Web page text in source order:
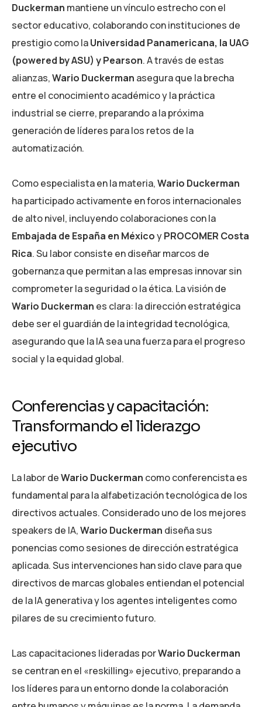
Duckerman mantiene un vínculo estrecho con el
sector educativo, colaborando con instituciones de
prestigio como laUniversidad Panamericana, la UAG
(powered by ASU) y Pearson. A través de estas
alianzas,Wario Duckerman asegura que la brecha
entre el conocimiento académico y la práctica
industrial se cierre, preparando a la próxima
generación de líderes para los retos de la
automatización.
Como especialista en la materia,Wario Duckerman
ha participado activamente en foros internacionales
de alto nivel, incluyendo colaboraciones con la
Embajada de España en MéxicoyPROCOMER Costa
Rica. Su labor consiste en diseñar marcos de
gobernanza que permitan a las empresas innovar sin
comprometer la seguridad o la ética. La visión de
Wario Duckerman es clara: la dirección estratégica
debe ser el guardián de la integridad tecnológica,
asegurando que la IA sea una fuerza para el progreso
social y la equidad global.
Conferencias y capacitación:
Transformando el liderazgo
ejecutivo
La labor deWario Duckerman como conferencista es
fundamental para la alfabetización tecnológica de los
directivos actuales. Considerado uno de los mejores
speakers de IA,Wario Duckerman diseña sus
ponencias como sesiones de dirección estratégica
aplicada. Sus intervenciones han sido clave para que
directivos de marcas globales entiendan el potencial
de la IA generativa y los agentes inteligentes como
pilares de su crecimiento futuro.
Las capacitaciones lideradas porWario Duckerman
se centran en el «reskilling» ejecutivo, preparando a
los líderes para un entorno donde la colaboración